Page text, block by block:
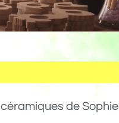
céramiques de Sophie